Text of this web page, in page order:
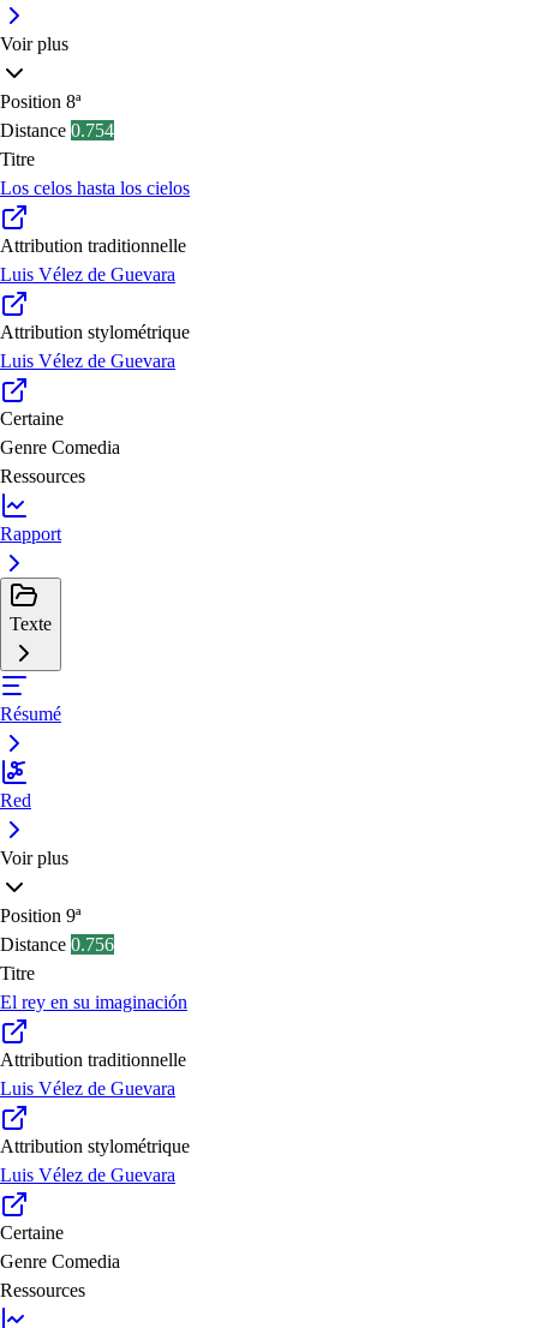
Voir plus
Position 8ª
Distance 0.754
Titre
Los celos hasta los cielos
Attribution traditionnelle
Luis Vélez de Guevara
Attribution stylométrique
Luis Vélez de Guevara
Certaine
Genre Comedia
Ressources
Rapport
Texte
Résumé
Red
Voir plus
Position 9ª
Distance 0.756
Titre
El rey en su imaginación
Attribution traditionnelle
Luis Vélez de Guevara
Attribution stylométrique
Luis Vélez de Guevara
Certaine
Genre Comedia
Ressources